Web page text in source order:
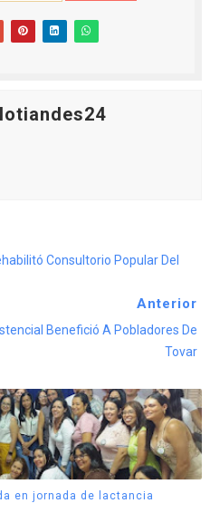
Consultorio Popular Del
Anterior
Benefició A Pobladores De
Tovar
en jornada de lactancia